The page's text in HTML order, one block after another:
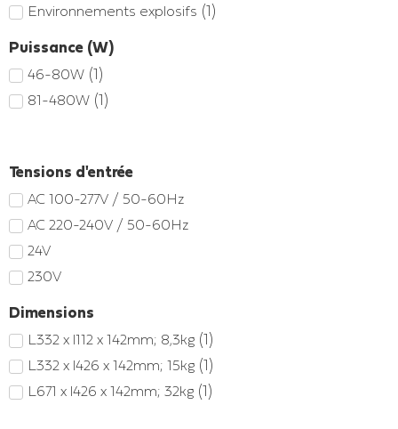
Environnements explosifs (1)
Puissance (W)
46-80W (1)
81-480W (1)
Tensions d'entrée
AC 100-277V / 50-60Hz
AC 220-240V / 50-60Hz
24V
230V
Dimensions
L332 x l112 x 142mm; 8,3kg (1)
L332 x l426 x 142mm; 15kg (1)
L671 x l426 x 142mm; 32kg (1)